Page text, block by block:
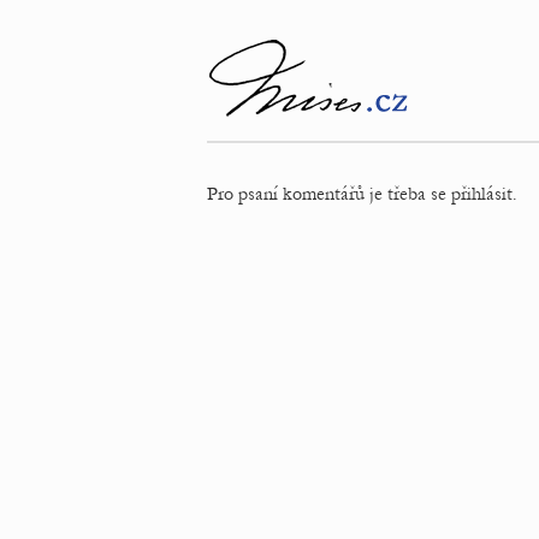
Pro psaní komentářů je třeba se přihlásit.